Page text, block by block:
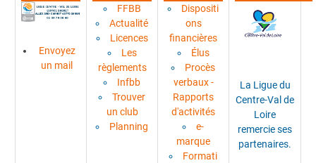
Envoyez
un mail
FFBB
Actualité
Licences
Les
règlements
Infbb
Trouver
un club
Planning
Dispositi
ons
financières
Élus
Procès
verbaux -
Rapports
d'activités
e-
marque
Formati
La Ligue du
Centre-Val de
Loire
remercie ses
partenaires.